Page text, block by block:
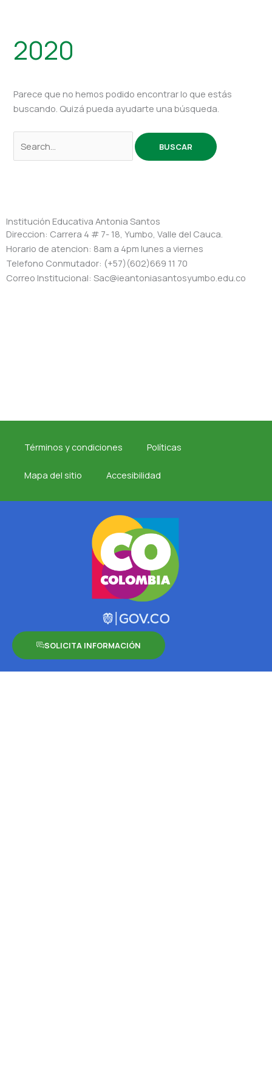
2020
Parece que no hemos podido encontrar lo que estás
buscando. Quizá pueda ayudarte una búsqueda.
Institución Educativa Antonia Santos
Direccion: Carrera 4 # 7- 18, Yumbo, Valle del Cauca.
Horario de atencion: 8am a 4pm lunes a viernes
Telefono Conmutador: (+57)(602)669 11 70
Correo Institucional: Sac@ieantoniasantosyumbo.edu.co
Términos y condiciones Políticas
Mapa del sitio Accesibilidad
SOLICITA INFORMACIÓN